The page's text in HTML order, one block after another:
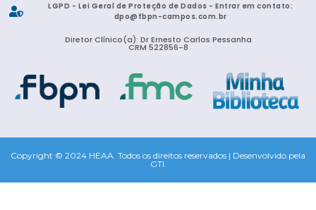
LGPD - Lei Geral de Proteção de Dados - Entrar em contato:
dpo@fbpn-campos.com.br
Diretor Clínico(a): Dr Ernesto Carlos Pessanha
CRM 522856-8
Copyright © 2024 HEAA. Todos os direitos reservados | Desenvolvido pela
GTI.